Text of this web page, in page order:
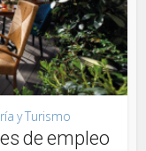
y Turismo
de empleo